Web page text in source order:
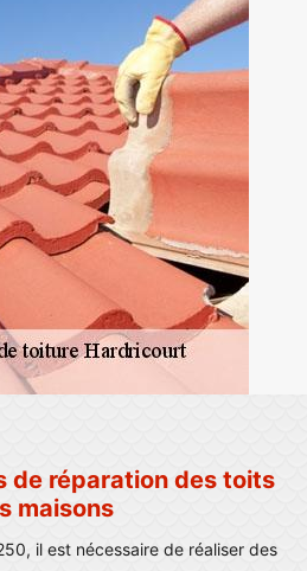
de réparation des toits
maisons
il est nécessaire de réaliser des